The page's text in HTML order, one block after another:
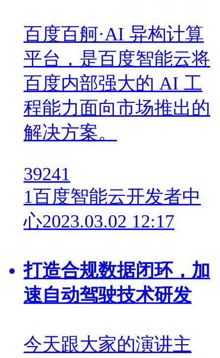
百度百舸·AI 异构计算
平台，是百度智能云将
百度内部强大的 AI 工
程能力面向市场推出的
解决方案。
39241
1百度智能云开发者中
心2023.03.02 12:17
打造合规数据闭环，加
速自动驾驶技术研发
今天跟大家的演讲主